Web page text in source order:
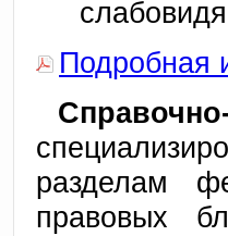
Подробная
разделам
правовых